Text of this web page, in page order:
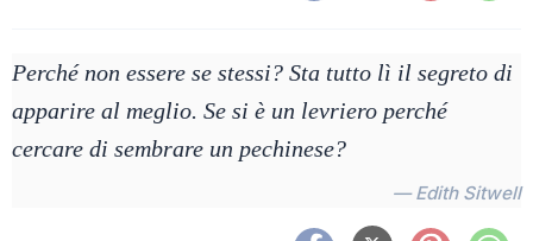
Perché non essere se stessi? Sta tutto lì il segreto di
apparire al meglio. Se si è un levriero perché
cercare di sembrare un pechinese?
— Edith Sitwell